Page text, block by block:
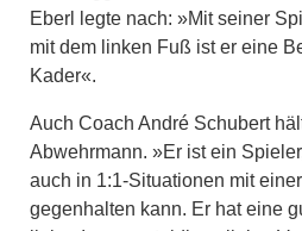
Eberl legte nach: »Mit seiner
mit dem linken Fuß ist er eine
Kader«.
Auch Coach André Schubert
Abwehrmann. »Er ist ein
auch in 1:1-Situationen mit
gegenhalten kann. Er hat eine